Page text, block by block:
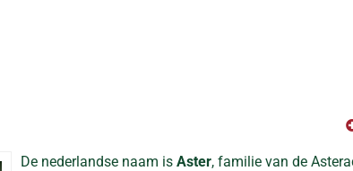
De nederlandse naam is Aster, familie van de